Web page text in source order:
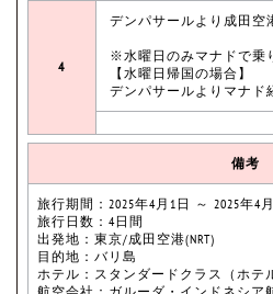
4
デンパサールより成田空
※水曜日のみマナドで乗
【水曜日帰国の場合】
デンパサールよりマナド
備考
旅行期間：2025年4月1日 ～ 2025年4
旅行日数：4日間
出発地：東京/成田空港(NRT)
目的地：バリ島
ホテル：スタンダードクラス（ホテ